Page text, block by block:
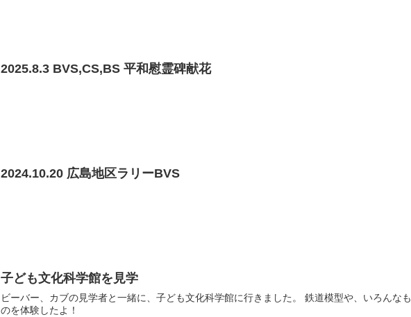
2025.8.3 BVS,CS,BS 平和慰霊碑献花
2024.10.20 広島地区ラリーBVS
子ども文化科学館を見学
ビーバー、カブの見学者と一緒に、子ども文化科学館に行きました。 鉄道模型や、いろんなも
のを体験したよ！